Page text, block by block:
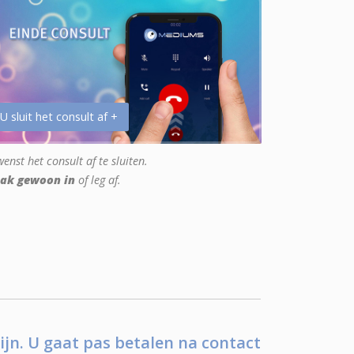
sluit het consult af +
het consult af te sluiten.
gewoon in of leg af.
U gaat pas betalen na contact